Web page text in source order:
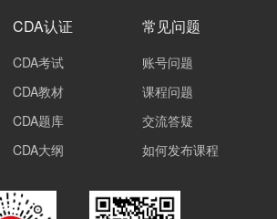
CDA认证
CDA考试
CDA教材
CDA题库
CDA大纲
常见问题
账号问题
课程问题
交流答疑
如何发布课程